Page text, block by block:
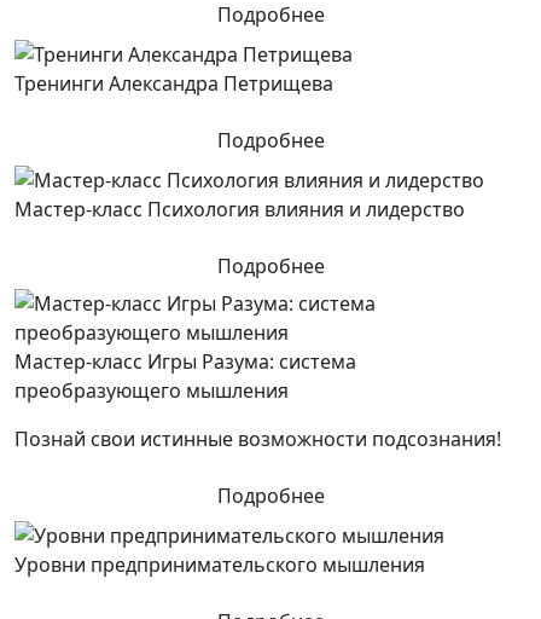
Подробнее
Тренинги Александра Петрищева
Подробнее
Мастер-класс Психология влияния и лидерство
Подробнее
Мастер-класс Игры Разума: система
преобразующего мышления
Познай свои истинные возможности подсознания!
Подробнее
Уровни предпринимательского мышления